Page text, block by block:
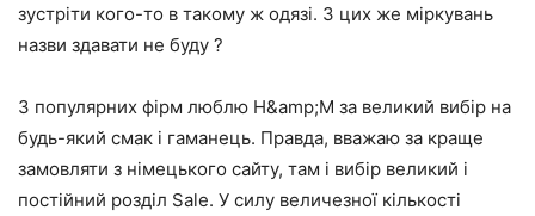
зустріти кого-то в такому ж одязі. З цих же міркувань
назви здавати не буду ?
З популярних фірм люблю H&amp;M за великий вибір на
будь-який смак і гаманець. Правда, вважаю за краще
замовляти з німецького сайту, там і вибір великий і
постійний розділ Sale. У силу величезної кількості